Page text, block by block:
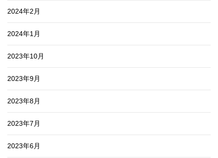
2024年2月
2024年1月
2023年10月
2023年9月
2023年8月
2023年7月
2023年6月